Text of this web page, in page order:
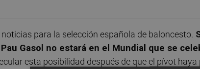
noticias para la selección española de baloncesto.
Gasol no estará en el Mundial que se
esta posibilidad después de que el pívot